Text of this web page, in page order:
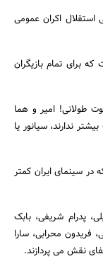
استقلال اکران عمومی
مجموعه 8 پوستری است که برای تمام بازیگران
طولانی! امیر و هما
ندارند، سیانور یا
در سینمای ایران کمتر
پدرام شریفی، بابک
فریدون محرابی، سارا
نقش می پردازند.